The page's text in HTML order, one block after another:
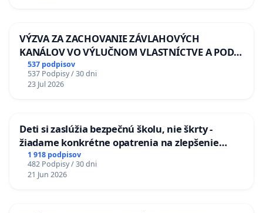
VÝZVA ZA ZACHOVANIE ZÁVLAHOVÝCH
KANÁLOV VO VÝLUČNOM VLASTNÍCTVE A POD
KONTROLOU SLOVENSKEJ REPUBLIKY & žiadosť
na riešenie zanedbaného stavu závlahových a
odvodňovacích kanálov na Slovensku
537 podpisov
537 Podpisy / 30 dni
23 Jul 2026
Deti si zaslúžia bezpečnú školu, nie škrty -
žiadame konkrétne opatrenia na zlepšenie
situácie v školstve
1 918 podpisov
482 Podpisy / 30 dni
21 Jun 2026